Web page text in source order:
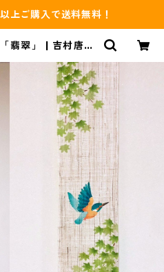
上ご購入で送料無料！
翡翠」 | 吉村唐木